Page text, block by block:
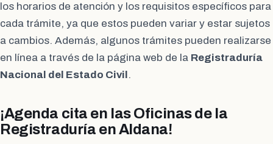
los horarios de atención y los requisitos específicos para
cada trámite, ya que estos pueden variar y estar sujetos
a cambios. Además, algunos trámites pueden realizarse
en línea a través de la página web de la Registraduría
Nacional del Estado Civil .
¡Agenda cita en las Oficinas de la
Registraduría en Aldana!